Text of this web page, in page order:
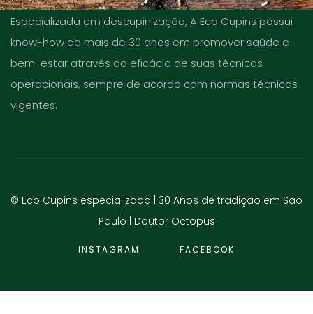
Especializada em descupinização, A Eco Cupins possui
know-how de mais de 30 anos em promover saúde e
bem-estar através da eficácia de suas técnicas
operacionais, sempre de acordo com normas técnicas
vigentes.
© Eco Cupins especializada | 30 Anos de tradição em São
Paulo | Doutor Octopus
INSTAGRAM FACEBOOK